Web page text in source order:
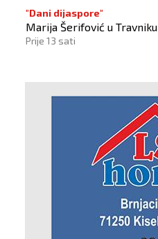
"Dani dijaspore"
Marija Šerifović u Travniku
Prije 13 sati